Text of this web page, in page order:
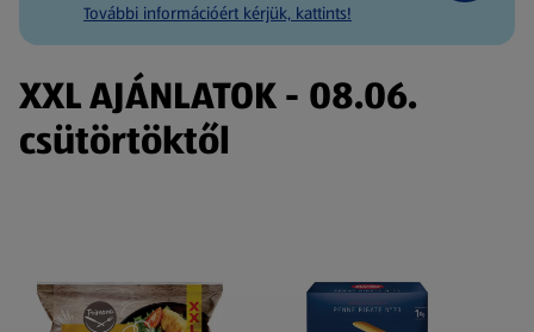
További információért kérjük, kattints!
XXL AJÁNLATOK - 08.06.
csütörtöktől